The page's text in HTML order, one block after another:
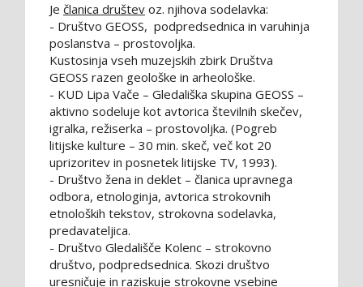
Je članica društev oz. njihova sodelavka:
- Društvo GEOSS, podpredsednica in varuhinja
poslanstva – prostovoljka.
Kustosinja vseh muzejskih zbirk Društva
GEOSS razen geološke in arheološke.
- KUD Lipa Vače – Gledališka skupina GEOSS –
aktivno sodeluje kot avtorica številnih skečev,
igralka, režiserka – prostovoljka. (Pogreb
litijske kulture – 30 min. skeč, več kot 20
uprizoritev in posnetek litijske TV, 1993).
- Društvo žena in deklet – članica upravnega
odbora, etnologinja, avtorica strokovnih
etnoloških tekstov, strokovna sodelavka,
predavateljica.
- Društvo Gledališče Kolenc – strokovno
društvo, podpredsednica. Skozi društvo
uresničuje in raziskuje strokovne vsebine